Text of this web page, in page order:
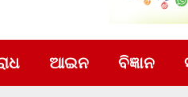
ଆଇନ ବିଜ୍ଞାନ